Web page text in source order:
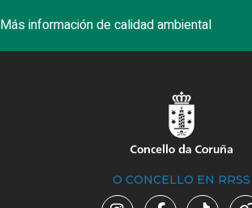
Más información de calidad ambiental
O CONCELLO EN RRSS